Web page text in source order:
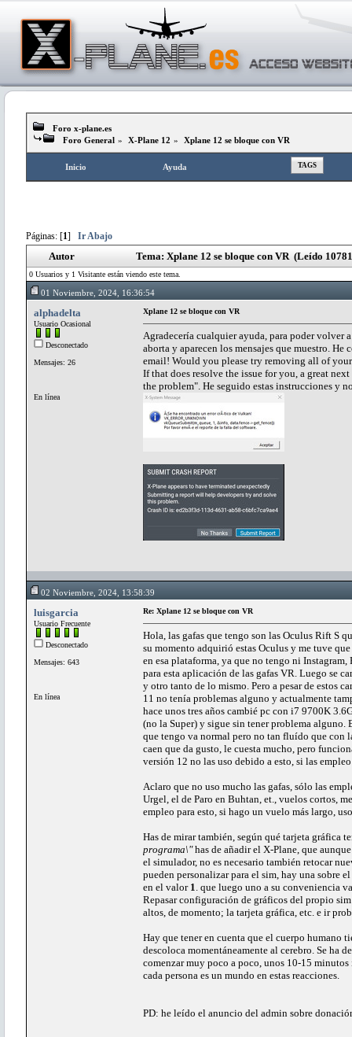
Foro x-plane.es
Foro General » X-Plane 12 » Xplane 12 se bloque con VR
Inicio Ayuda TAGS
Páginas: [1] Ir Abajo
Autor Tema: Xplane 12 se bloque con VR (Leído
0 Usuarios y 1 Visitante están viendo este tema.
01 Noviembre, 2024, 16:36:54
alphadelta
Usuario Ocasional
Desconectado
Mensajes: 26
En línea
Xplane 12 se bloque con VR
Agradecería cualquier ayuda, para poder volver
aborta y aparecen los mensajes que muestro.
email! Would you please try removing all of
If that does resolve the issue for you, a great
the problem". He seguido estas instrucciones y
02 Noviembre, 2024, 13:58:39
luisgarcia
Usuario Frecuente
Desconectado
Mensajes: 643
En línea
Re: Xplane 12 se bloque con VR
Hola, las gafas que tengo son las Oculus Rift S
su momento adquirió estas Oculus y me tuve
en esa plataforma, ya que no tengo ni
para esta aplicación de las gafas VR. Luego se
y otro tanto de lo mismo. Pero a pesar de estos
11 no tenía problemas alguno y actualmente
hace unos tres años cambié pc con i7 9700K
(no la Super) y sigue sin tener problema alguno.
que tengo va normal pero no tan fluído que con
caen que da gusto, le cuesta mucho, pero
versión 12 no las uso debido a esto, si las
Aclaro que no uso mucho las gafas, sólo las
Urgel, el de Paro en Buhtan, et., vuelos cortos,
empleo para esto, si hago un vuelo más largo,
Has de mirar también, según qué tarjeta gráfica
programa\"has de añadir el X-Plane, que
el simulador, no es necesario también retocar
pueden personalizar para el sim, hay una sobre
en el valor 1 . que luego uno a su conveniencia
Repasar configuración de gráficos del propio
altos, de momento; la tarjeta gráfica, etc. e ir
Hay que tener en cuenta que el cuerpo humano
descoloca momentáneamente al cerebro. Se ha
comenzar muy poco a poco, unos 10-15
cada persona es un mundo en estas reacciones.
PD: he leído el anuncio del admin sobre